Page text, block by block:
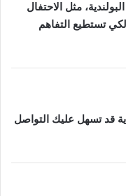
مثل الاحتفال
لكي تستطيع التفاهم
قد تسهل عليك التواصل